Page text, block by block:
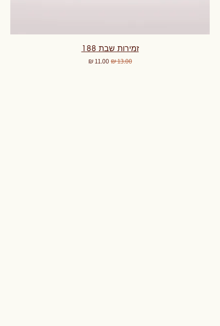
זמירות שבת 188
מחיר רגיל‏13.00 ‏₪ מחיר מבצע‏11.00 ‏₪